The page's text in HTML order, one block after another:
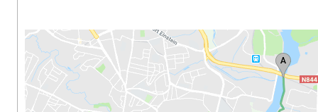
Equipements & Tests
Parcours & Courses
Outils & Réseaux